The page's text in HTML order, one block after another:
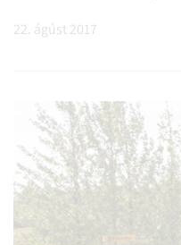
22. ágúst 2017